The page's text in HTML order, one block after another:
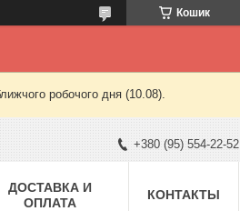
Кошик
робочого дня (10.08).
+380 (95) 554-22-52
ДОСТАВКА И
ОПЛАТА
КОНТАКТЫ